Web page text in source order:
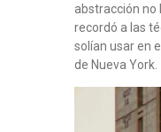
abstracción no
recordó a las
solían usar en
de Nueva York.